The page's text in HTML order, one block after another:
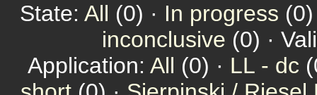
State: All (0) · In progress
inconclusive (0) ·
Application: All (0) · LL - dc